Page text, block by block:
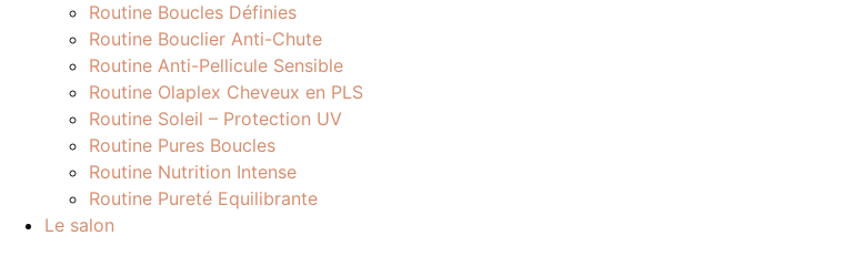
Routine Boucles Définies
Routine Bouclier Anti-Chute
Routine Anti-Pellicule Sensible
Routine Olaplex Cheveux en PLS
Routine Soleil – Protection UV
Routine Pures Boucles
Routine Nutrition Intense
Routine Pureté Equilibrante
Le salon